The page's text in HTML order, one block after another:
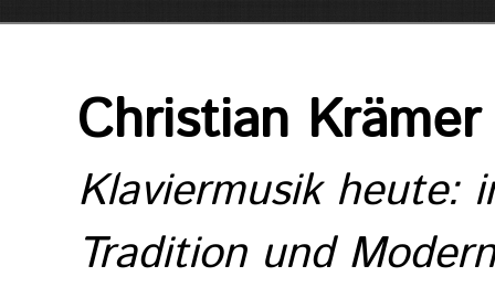
Christian Krämer
Klaviermusik heute:
Tradition und